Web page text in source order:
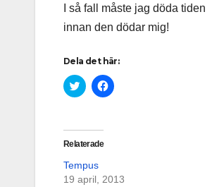
I så fall måste jag döda tiden
innan den dödar mig!
Dela det här:
K
l
a
f
ö
a
t
K
l
t
Relaterade
Tempus
19 april, 2013